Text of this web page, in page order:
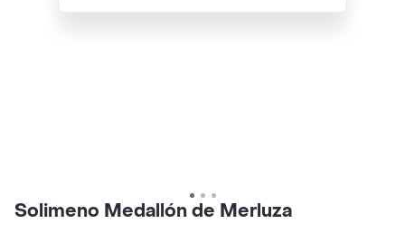
Solimeno Medallón de Merluza